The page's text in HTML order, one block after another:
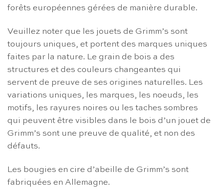
forêts européennes gérées de manière durable.
Veuillez noter que les jouets de Grimm’s sont
toujours uniques, et portent des marques uniques
faites par la nature. Le grain de bois a des
structures et des couleurs changeantes qui
servent de preuve de ses origines naturelles. Les
variations uniques, les marques, les noeuds, les
motifs, les rayures noires ou les taches sombres
qui peuvent être visibles dans le bois d’un jouet de
Grimm’s sont une preuve de qualité, et non des
défauts.
Les bougies en cire d’abeille de Grimm’s sont
fabriquées en Allemagne.